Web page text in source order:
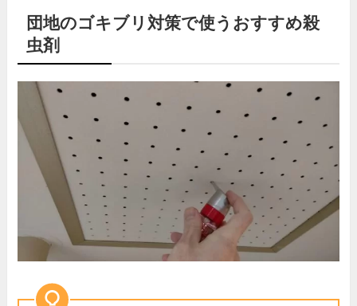
団地のゴキブリ対策で使うおすすめ殺
虫剤